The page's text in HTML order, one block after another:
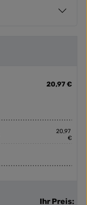
20,97 €
20,97
€
Ihr Preis: